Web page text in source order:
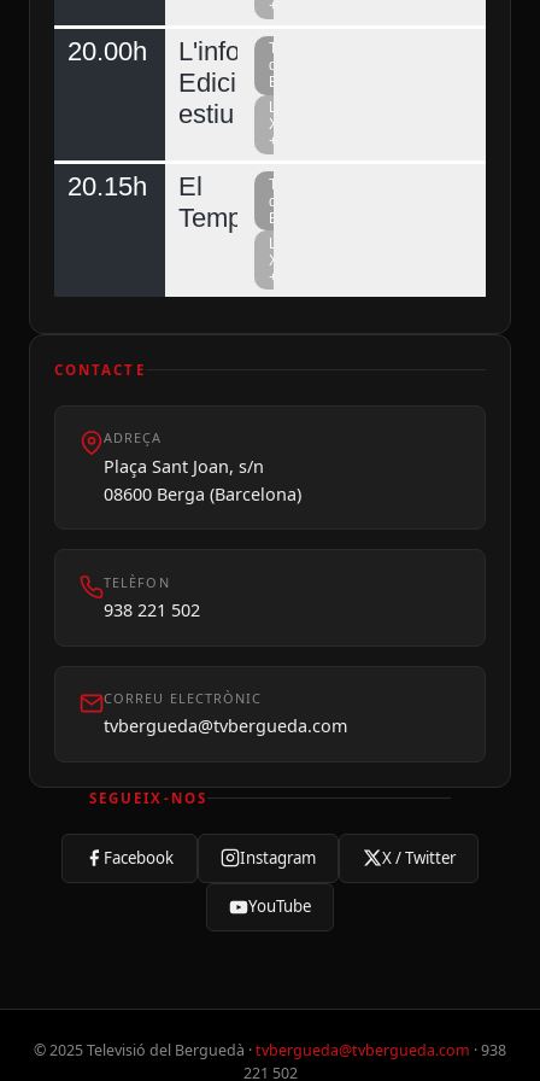
+
20.00h
L'informatiu
Edició
estiu
Televisió
del
Berguedà
La
Xarxa
+
20.15h
El
Temps
Televisió
del
Berguedà
La
Xarxa
+
CONTACTE
ADREÇA
Plaça Sant Joan, s/n
08600 Berga (Barcelona)
TELÈFON
938 221 502
CORREU ELECTRÒNIC
tvbergueda@tvbergueda.com
SEGUEIX-NOS
Facebook Instagram X / Twitter
YouTube
© 2025 Televisió del Berguedà ·tvbergueda@tvbergueda.com · 938
221 502